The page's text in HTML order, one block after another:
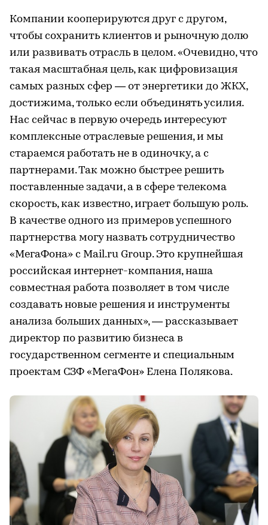
Компании кооперируются друг с другом,
чтобы сохранить клиентов и рыночную долю
или развивать отрасль в целом. «Очевидно, что
такая масштабная цель, как цифровизация
самых разных сфер — от энергетики до ЖКХ,
достижима, только если объединять усилия.
Нас сейчас в первую очередь интересуют
комплексные отраслевые решения, и мы
стараемся работать не в одиночку, а с
партнерами. Так можно быстрее решить
поставленные задачи, а в сфере телекома
скорость, как известно, играет большую роль.
В качестве одного из примеров успешного
партнерства могу назвать сотрудничество
«МегаФона» с Mail.ru Group. Это крупнейшая
российская интернет-компания, наша
совместная работа позволяет в том числе
создавать новые решения и инструменты
анализа больших данных», — рассказывает
директор по развитию бизнеса в
государственном сегменте и специальным
проектам СЗФ «МегаФон» Елена Полякова.